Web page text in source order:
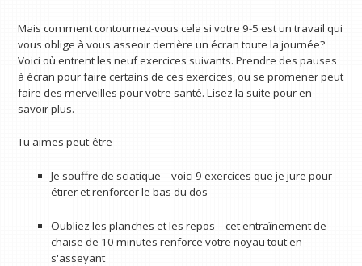
Mais comment contournez-vous cela si votre 9-5 est un travail qui
vous oblige à vous asseoir derrière un écran toute la journée?
Voici où entrent les neuf exercices suivants. Prendre des pauses
à écran pour faire certains de ces exercices, ou se promener peut
faire des merveilles pour votre santé. Lisez la suite pour en
savoir plus.
Tu aimes peut-être
Je souffre de sciatique – voici 9 exercices que je jure pour
étirer et renforcer le bas du dos
Oubliez les planches et les repos – cet entraînement de
chaise de 10 minutes renforce votre noyau tout en
s'asseyant